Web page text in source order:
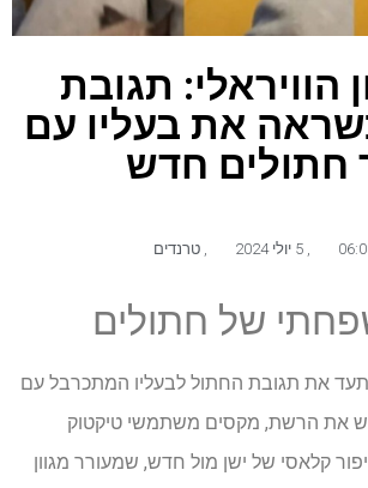
הוויראלי: תגובת
את בעליו עם
חתולים חדש
5 יולי 2024 טרנדים
של חתולים
את תגובת החתול לבעליו המתכרבל עם
את הרשת, מקסים משתמשי טיקטוק
קלאסי של ישן מול חדש, שמעורר מגוון